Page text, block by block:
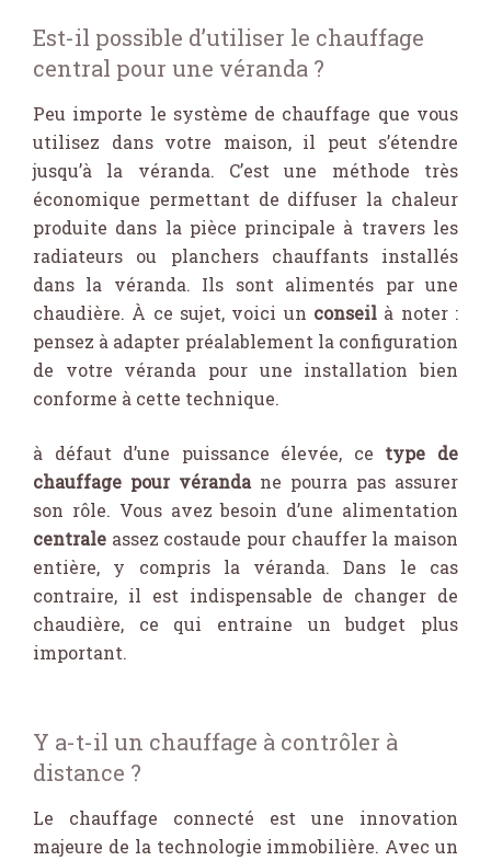
Est-il possible d’utiliser le chauffage
central pour une véranda ?
Peu importe le système de chauffage que vous
utilisez dans votre maison, il peut s’étendre
jusqu’à la véranda. C’est une méthode très
économique permettant de diffuser la chaleur
produite dans la pièce principale à travers les
radiateurs ou planchers chauffants installés
dans la véranda. Ils sont alimentés par une
chaudière. À ce sujet, voici un conseil à noter :
pensez à adapter préalablement la configuration
de votre véranda pour une installation bien
conforme à cette technique.
à défaut d’une puissance élevée, ce type de
chauffage pour véranda ne pourra pas assurer
son rôle. Vous avez besoin d’une alimentation
centrale assez costaude pour chauffer la maison
entière, y compris la véranda. Dans le cas
contraire, il est indispensable de changer de
chaudière, ce qui entraine un budget plus
important.
Y a-t-il un chauffage à contrôler à
distance ?
Le chauffage connecté est une innovation
majeure de la technologie immobilière. Avec un